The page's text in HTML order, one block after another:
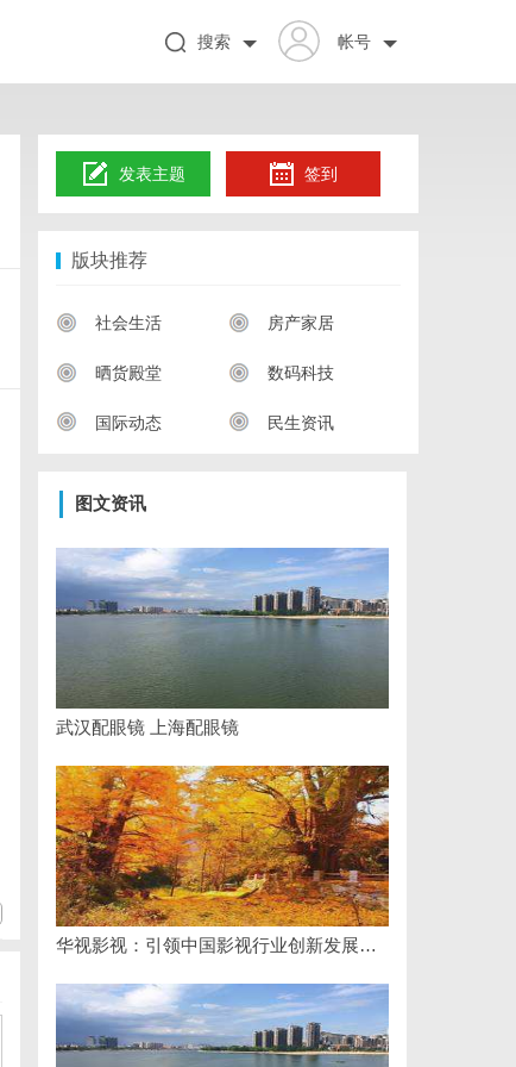
帐号
搜索
发表主题 签到
版块推荐
社会生活 房产家居
晒货殿堂 数码科技
国际动态 民生资讯
图文资讯
武汉配眼镜 上海配眼镜
华视影视：引领中国影视行业创新发展的先行者